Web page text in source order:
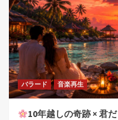
バラード 音楽再生
10年越しの奇跡 × 君だ